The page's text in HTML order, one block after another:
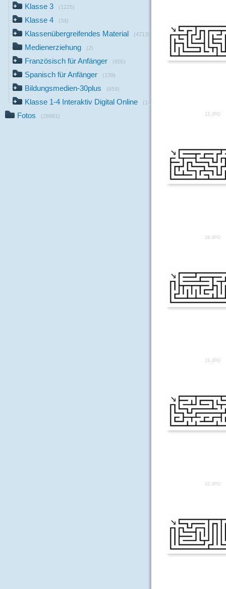
Klasse 3 (1225)
Klasse 4 (34)
Klassenübergreifendes Material (4713)
Medienerziehung (2)
Französisch für Anfänger (655)
Spanisch für Anfänger (139)
Bildungsmedien-30plus (659)
Klasse 1-4 Interaktiv Digital Online (14)
Fotos (28981) 13.JPG
16.JPG
19.JPG
22.JPG